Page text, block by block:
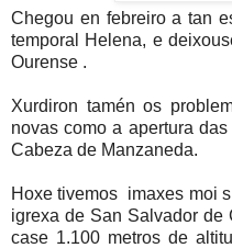
Chegou en febreiro a tan
temporal Helena, e
Ourense .
Xurdiron tamén os
novas como a apertura
Cabeza de Manzaneda.
Hoxe tivemos imaxes moi
igrexa de San Salvador de
case 1.100 metros de